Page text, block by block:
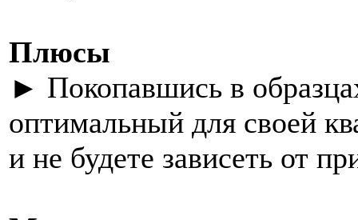
Плюсы
► Покопавшись в
оптимальный для своей
и не будете зависеть от